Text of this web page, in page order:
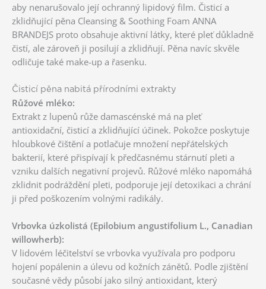
aby nenarušovalo její ochranný lipidový film. Čisticí a
zklidňující pěna Cleansing & Soothing Foam ANNA
BRANDEJS proto obsahuje aktivní látky, které pleť důkladně
čistí, ale zároveň ji posilují a zklidňují. Pěna navíc skvěle
odličuje také make-up a řasenku.
Čisticí pěna nabitá přírodními extrakty
Růžové mléko:
Extrakt z lupenů růže damascénské má na pleť
antioxidační, čisticí a zklidňující účinek. Pokožce poskytuje
hloubkové čištění a potlačuje množení nepřátelských
bakterií, které přispívají k předčasnému stárnutí pleti a
vzniku dalších negativní projevů. Růžové mléko napomáhá
zklidnit podráždění pleti, podporuje její detoxikaci a chrání
ji před poškozením volnými radikály.
Vrbovka úzkolistá (Epilobium angustifolium L., Canadian
willowherb):
V lidovém léčitelství se vrbovka využívala pro podporu
hojení popálenin a úlevu od kožních zánětů. Podle zjištění
současné vědy působí jako silný antioxidant, který